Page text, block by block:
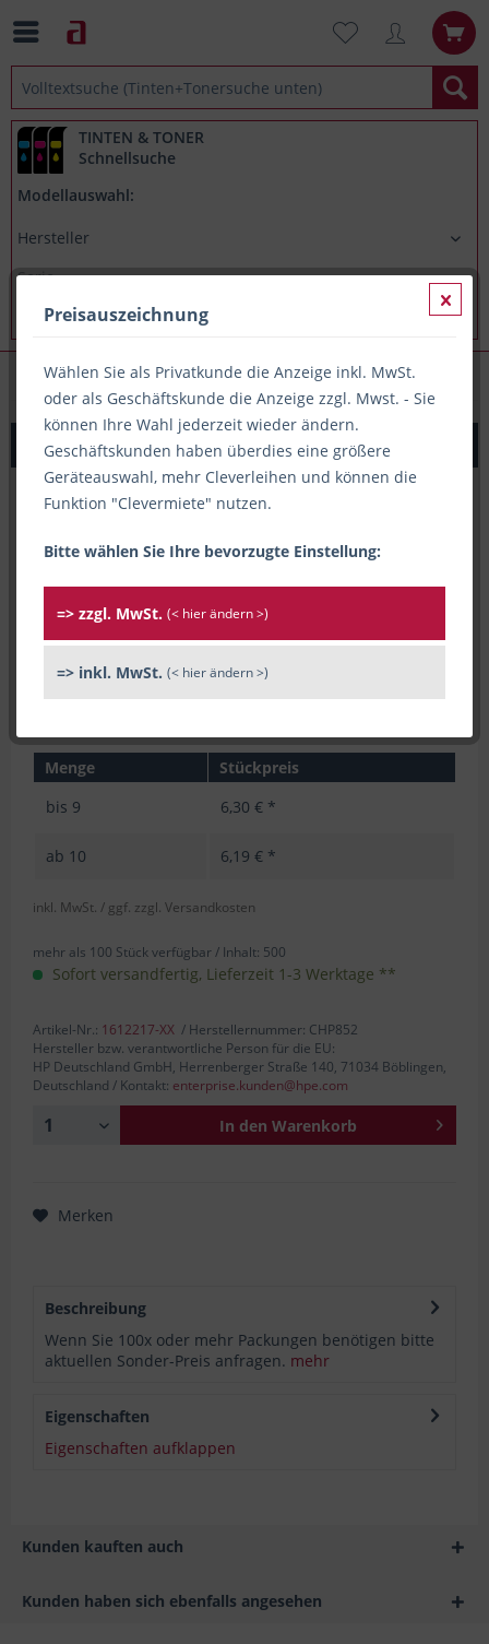
TINTEN & TONER
Schnellsuche
Modellauswahl:
Kopierpapiere
Papier A4 90g, HP Premium, weiß
Menge
Stückpreis
bis 9 6,30 € *
ab 10 6,19 € *
inkl. MwSt. / ggf. zzgl. Versandkosten
mehr als 100 Stück verfügbar / Inhalt: 500
Sofort versandfertig, Lieferzeit 1-3 Werktage **
Artikel-Nr.: 1612217-XX / Herstellernummer: CHP852
Hersteller bzw. verantwortliche Person für die EU:
HP Deutschland GmbH, Herrenberger Straße 140, 71034 Böblingen,
Deutschland / Kontakt: enterprise.kunden@hpe.com
In den Warenkorb
Merken
Beschreibung
Wenn Sie 100x oder mehr Packungen benötigen bitte
aktuellen Sonder-Preis anfragen. mehr
Eigenschaften
Eigenschaften aufklappen
Kunden kauften auch
Kunden haben sich ebenfalls angesehen
Preisauszeichnung
Wählen Sie als Privatkunde die Anzeige inkl. MwSt.
oder als Geschäftskunde die Anzeige zzgl. Mwst. - Sie
können Ihre Wahl jederzeit wieder ändern.
Geschäftskunden haben überdies eine größere
Geräteauswahl, mehr Cleverleihen und können die
Funktion "Clevermiete" nutzen.
Bitte wählen Sie Ihre bevorzugte Einstellung:
=> zzgl. MwSt. (< hier ändern >)
=> inkl. MwSt. (< hier ändern >)